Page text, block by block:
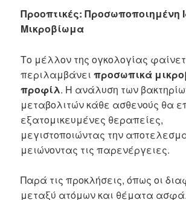
Προοπτικές: Προσωποποιημένη
Μικροβίωμα
Το μέλλον της ογκολογίας
περιλαμβάνειπροσωπικά
προφίλ. Η ανάλυση των
μεταβολιτών κάθε ασθενούς θα
εξατομικευμένες θεραπείες,
μεγιστοποιώντας την
μειώνοντας τις παρενέργειες.
Παρά τις προκλήσεις, όπως οι
μεταξύ ατόμων και θέματα